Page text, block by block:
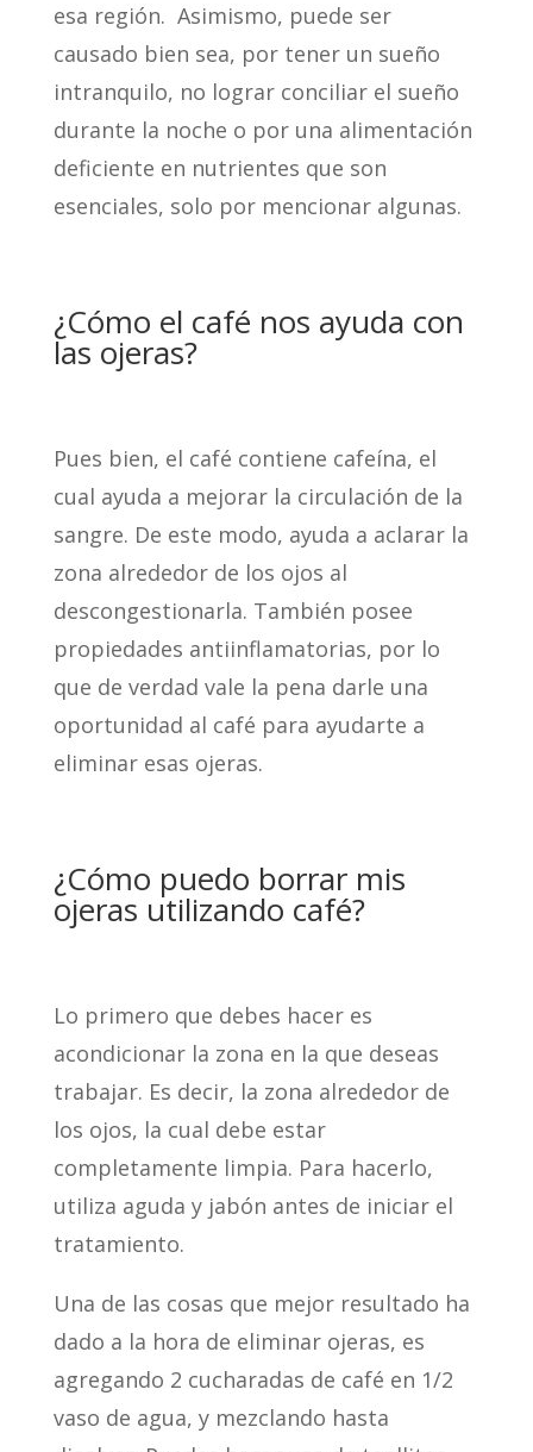
esa región. Asimismo, puede ser
causado bien sea, por tener un sueño
intranquilo, no lograr conciliar el sueño
durante la noche o por una alimentación
deficiente en nutrientes que son
esenciales, solo por mencionar algunas.
¿Cómo el café nos ayuda con
las ojeras?
Pues bien, el café contiene cafeína, el
cual ayuda a mejorar la circulación de la
sangre. De este modo, ayuda a aclarar la
zona alrededor de los ojos al
descongestionarla. También posee
propiedades antiinflamatorias, por lo
que de verdad vale la pena darle una
oportunidad al café para ayudarte a
eliminar esas ojeras.
¿Cómo puedo borrar mis
ojeras utilizando café?
Lo primero que debes hacer es
acondicionar la zona en la que deseas
trabajar. Es decir, la zona alrededor de
los ojos, la cual debe estar
completamente limpia. Para hacerlo,
utiliza aguda y jabón antes de iniciar el
tratamiento.
Una de las cosas que mejor resultado ha
dado a la hora de eliminar ojeras, es
agregando 2 cucharadas de café en 1/2
vaso de agua, y mezclando hasta